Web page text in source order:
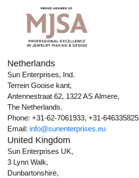
Netherlands
Sun Enterprises, Ind.
Terrein Gooise kant,
Antennestraat 62, 1322 AS Almere,
The Netherlands.
Phone: +31-62-7061933, +31-646335825
Email: info@sunenterprises.eu
United Kingdom
Sun Enterprises UK,
3 Lynn Walk,
Dunbartonshire,